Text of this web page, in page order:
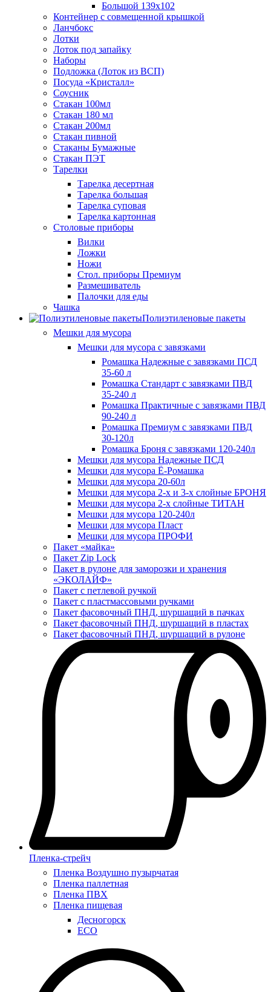
Большой 139х102
Контейнер с совмещенной крышкой
Ланчбокс
Лотки
Лоток под запайку
Наборы
Подложка (Лоток из ВСП)
Посуда «Кристалл»
Соусник
Стакан 100мл
Стакан 180 мл
Стакан 200мл
Стакан пивной
Стаканы Бумажные
Стакан ПЭТ
Тарелки
Тарелка десертная
Тарелка большая
Тарелка суповая
Тарелка картонная
Столовые приборы
Вилки
Ложки
Ножи
Стол. приборы Премиум
Размешиватель
Палочки для еды
Чашка
Полиэтиленовые пакеты
Мешки для мусора
Мешки для мусора с завязками
Ромашка Надежные с завязками ПСД
35-60 л
Ромашка Стандарт с завязками ПВД
35-240 л
Ромашка Практичные с завязками ПВД
90-240 л
Ромашка Премиум с завязками ПВД
30-120л
Ромашка Броня с завязками 120-240л
Мешки для мусора Надежные ПСД
Мешки для мусора Ё-Ромашка
Мешки для мусора 20-60л
Мешки для мусора 2-х и 3-х слойные БРОНЯ
Мешки для мусора 2-х слойные ТИТАН
Мешки для мусора 120-240л
Мешки для мусора Пласт
Мешки для мусора ПРОФИ
Пакет «майка»
Пакет Zip Lock
Пакет в рулоне для заморозки и хранения
«ЭКОЛАЙФ»
Пакет с петлевой ручкой
Пакет с пластмассовыми ручками
Пакет фасовочный ПНД, шуршащий в пачках
Пакет фасовочный ПНД, шуршащий в пластах
Пакет фасовочный ПНД, шуршащий в рулоне
Пленка-стрейч
Пленка Воздушно пузырчатая
Пленка паллетная
Пленка ПВХ
Пленка пищевая
Десногорск
ECO